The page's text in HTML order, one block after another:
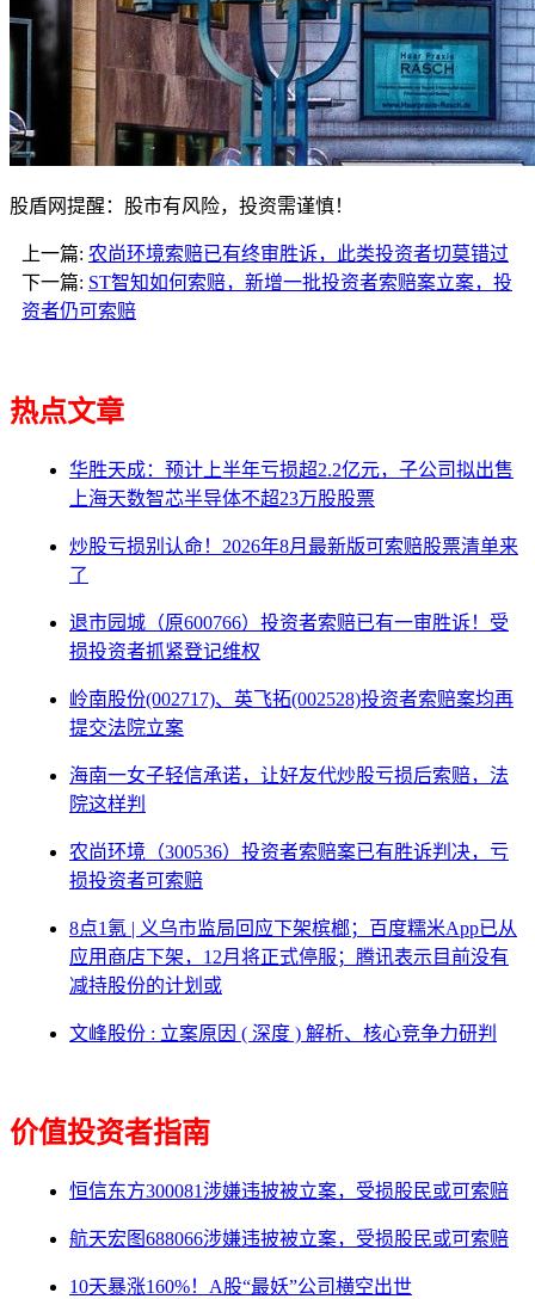
股盾网提醒：股市有风险，投资需谨慎！
上一篇: 农尚环境索赔已有终审胜诉，此类投资者切莫错过
下一篇: ST智知如何索赔，新增一批投资者索赔案立案，投
资者仍可索赔
热点文章
华胜天成：预计上半年亏损超2.2亿元，子公司拟出售
上海天数智芯半导体不超23万股股票
炒股亏损别认命！2026年8月最新版可索赔股票清单来
了
退市园城（原600766）投资者索赔已有一审胜诉！受
损投资者抓紧登记维权
岭南股份(002717)、英飞拓(002528)投资者索赔案均再
提交法院立案
海南一女子轻信承诺，让好友代炒股亏损后索赔，法
院这样判
农尚环境（300536）投资者索赔案已有胜诉判决，亏
损投资者可索赔
8点1氪 | 义乌市监局回应下架槟榔；百度糯米App已从
应用商店下架，12月将正式停服；腾讯表示目前没有
减持股份的计划或
文峰股份 : 立案原因 ( 深度 ) 解析、核心竞争力研判
价值投资者指南
恒信东方300081涉嫌违披被立案，受损股民或可索赔
航天宏图688066涉嫌违披被立案，受损股民或可索赔
10天暴涨160%！A股“最妖”公司横空出世